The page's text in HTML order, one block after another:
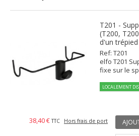
T201 -
(T200,
d'un
Ref: T201
elfo T201
fixe sur le
LOCALEMENT
38,40 € TTC Hors frais de port